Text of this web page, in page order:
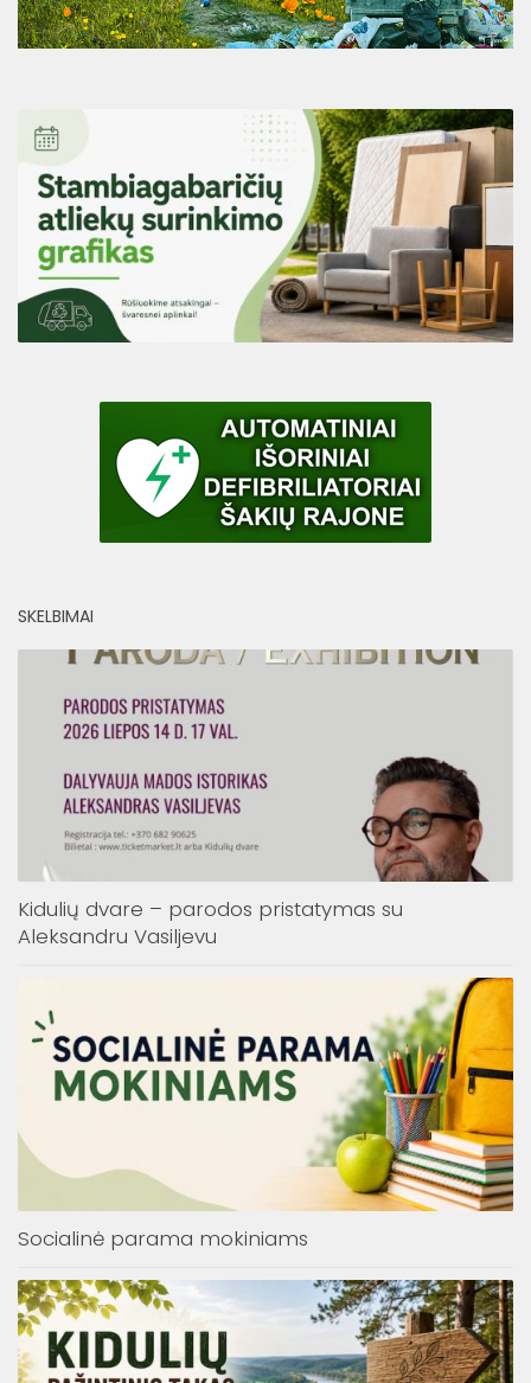
SKELBIMAI
Kidulių dvare – parodos pristatymas su
Aleksandru Vasiljevu
Socialinė parama mokiniams